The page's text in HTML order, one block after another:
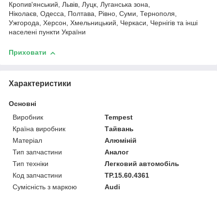
Кропив'янський, Львів, Луцк, Луганська зона,
Ніколаєв, Одесса, Полтава, Рівно, Суми, Тернополя,
Ужгорода, Херсон, Хмельницький, Черкаси, Чернігів та інші
населені пункти України
Приховати
Характеристики
Основні
Виробник
Tempest
Країна виробник
Тайвань
Матеріал
Алюміній
Тип запчастини
Аналог
Тип техніки
Легковий автомобіль
Код запчастини
TP.15.60.4361
Сумісність з маркою
Audi